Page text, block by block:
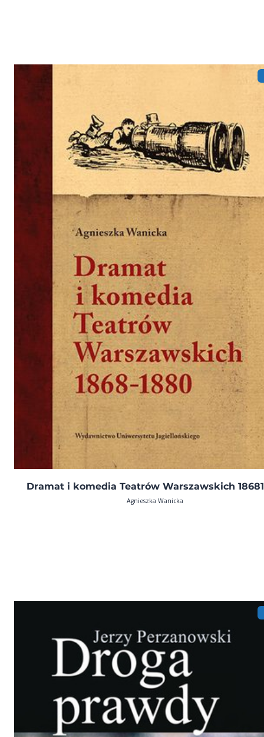
Dramat i komedia Teatrów Warszawskich
Agnieszka Wanicka